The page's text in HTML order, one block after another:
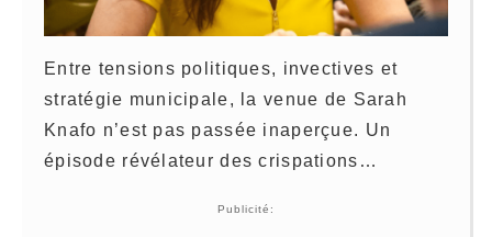
Entre tensions politiques, invectives et
stratégie municipale, la venue de Sarah
Knafo n’est pas passée inaperçue. Un
épisode révélateur des crispations…
Publicité: